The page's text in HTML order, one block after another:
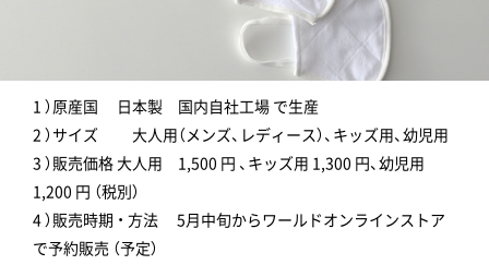
1 ）原産国 日本製 国内自社工場 で生産
2 ）サイズ 大人用（メンズ、レディース）、キッズ用、幼児用
3 ）販売価格 大人用 1,500 円 、キッズ用 1,300 円、幼児用
1,200 円 （税別）
4 ）販売時期 ・ 方法 5月中旬からワールドオンラインストア
で予約販売 （予定）